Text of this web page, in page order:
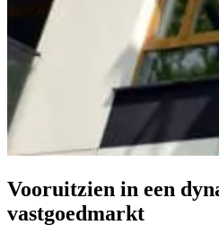
Vooruitzien in een
vastgoedmarkt